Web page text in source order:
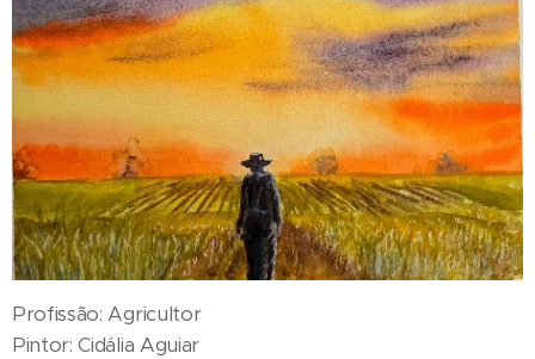
Profissão: Agricultor
Pintor: Cidália Aguiar